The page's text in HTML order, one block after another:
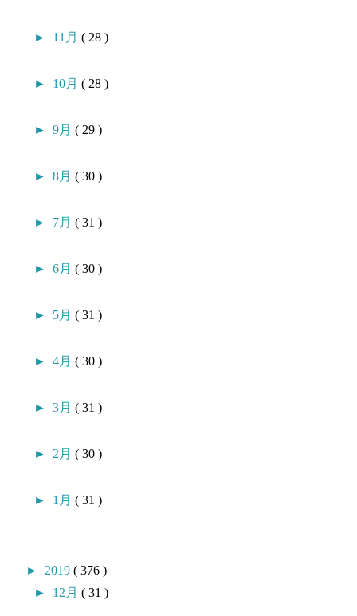
► 11月( 28 )
► 10月( 28 )
►9月( 29 )
►8月( 30 )
► 7月( 31 )
►6月( 30 )
► 5月( 31 )
►4月( 30 )
►3月( 31 )
► 2月( 30 )
► 1月( 31 )
► 2019( 376 )
► 12月( 31 )